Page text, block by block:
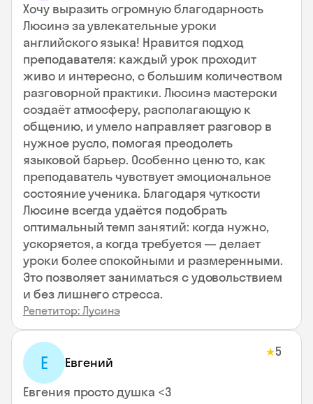
Хочу выразить огромную благодарность
Люсинэ за увлекательные уроки
английского языка! Нравится подход
преподавателя: каждый урок проходит
живо и интересно, с большим количеством
разговорной практики. Люсинэ мастерски
создаёт атмосферу, располагающую к
общению, и умело направляет разговор в
нужное русло, помогая преодолеть
языковой барьер. Особенно ценю то, как
преподаватель чувствует эмоциональное
состояние ученика. Благодаря чуткости
Люсине всегда удаётся подобрать
оптимальный темп занятий: когда нужно,
ускоряется, а когда требуется — делает
уроки более спокойными и размеренными.
Это позволяет заниматься с удовольствием
и без лишнего стресса.
Репетитор: Лусинэ
Е Евгений
★5
Евгения просто душка <3